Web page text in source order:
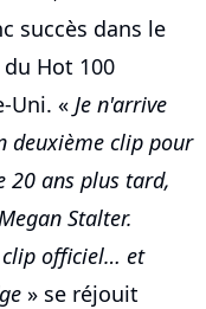
succès dans le
Hot 100
Uni. « Je n'arrive
deuxième clip pour
20 ans plus tard,
Stalter.
clip officiel… et
» se réjouit